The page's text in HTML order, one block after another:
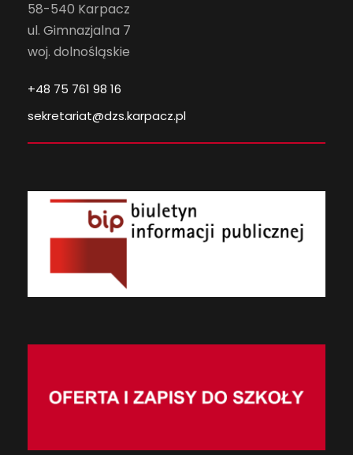
58-540 Karpacz
ul. Gimnazjalna 7
woj. dolnośląskie
+48 75 761 98 16
sekretariat@dzs.karpacz.pl